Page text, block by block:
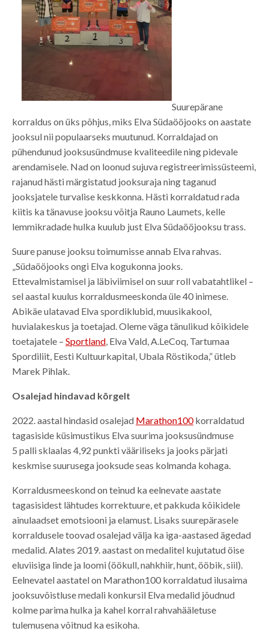
Suurepärane
korraldus on üks põhjus, miks Elva Südaööjooks on aastate
jooksul nii populaarseks muutunud. Korraldajad on
pühendunud jooksusündmuse kvaliteedile ning pidevale
arendamisele. Nad on loonud sujuva registreerimissüsteemi,
rajanud hästi märgistatud jooksuraja ning taganud
jooksjatele turvalise keskkonna. Hästi korraldatud rada
kiitis ka tänavuse jooksu võitja Rauno Laumets, kelle
lemmikradade hulka kuulub just Elva Südaööjooksu trass.
Suure panuse jooksu toimumisse annab Elva rahvas.
„Südaööjooks ongi Elva kogukonna jooks.
Ettevalmistamisel ja läbiviimisel on suur roll vabatahtlikel –
sel aastal kuulus korraldusmeeskonda üle 40 inimese.
Abikäe ulatavad Elva spordiklubid, muusikakool,
huvialakeskus ja toetajad. Oleme väga tänulikud kõikidele
toetajatele – Sportland, Elva Vald, A.LeCoq, Tartumaa
Spordiliit, Eesti Kultuurkapital, Ubala Röstikoda,” ütleb
Marek Pihlak.
Osalejad hindavad kõrgelt
2022. aastal hindasid osalejad Marathon100korraldatud
tagasiside küsimustikus Elva suurima jooksusündmuse
5 palli sklaalas 4,92 punkti vääriliseks ja jooks pärjati
keskmise suurusega jooksude seas kolmanda kohaga.
Korraldusmeeskond on teinud ka eelnevate aastate
tagasisidest lähtudes korrektuure, et pakkuda kõikidele
ainulaadset emotsiooni ja elamust. Lisaks suurepärasele
korraldusele toovad osalejad välja ka iga-aastased ägedad
medalid. Alates 2019. aastast on medalitel kujutatud öise
eluviisiga linde ja loomi (öökull, nahkhiir, hunt, ööbik, siil).
Eelnevatel aastatel on Marathon100 korraldatud ilusaima
jooksuvõistluse medali konkursil Elva medalid jõudnud
kolme parima hulka ja kahel korral rahvahääletuse
tulemusena võitnud ka esikoha.